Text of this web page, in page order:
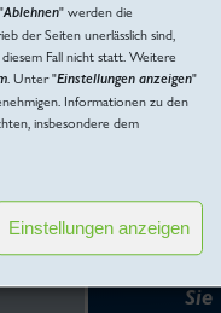
Ablehnen" werden die
der Seiten unerlässlich sind,
Fall nicht statt. Weitere
. Unter "Einstellungen anzeigen"
Informationen zu den
insbesondere dem
Einstellungen anzeigen